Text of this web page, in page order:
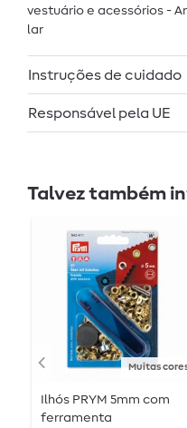
vestuário e acessórios -
lar
Instruções de cuidado
Responsável pela UE
Talvez também
Muitas
Ilhós PRYM 5mm com
ferramenta